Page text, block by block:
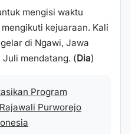
mengisi waktu
kejuaraan. Kali
di Ngawi, Jawa
mendatang. (Dia)
Program
Purworejo